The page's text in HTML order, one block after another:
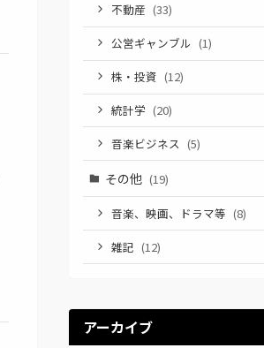
不動産 (33)
公営ギャンブル (1)
株・投資 (12)
統計学 (20)
音楽ビジネス (5)
その他 (19)
音楽、映画、ドラマ等 (8)
雑記 (12)
アーカイブ